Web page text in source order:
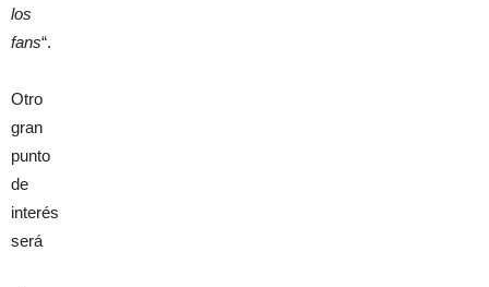
los
fans“.
Otro
gran
punto
de
interés
será